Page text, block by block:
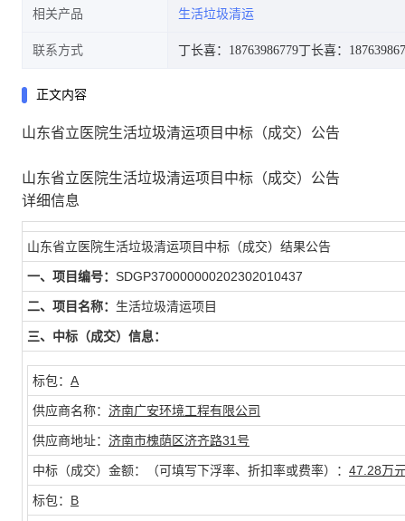
相关产品 生活垃圾清运
联系方式 丁长喜：18763986779丁长喜：
正文内容
山东省立医院生活垃圾清运项目中标（成交）公告
山东省立医院生活垃圾清运项目中标（成交）公告
详细信息
山东省立医院生活垃圾清运项目中标（成交）结果公告
一、项目编号： SDGP370000000202302010437
二、项目名称： 生活垃圾清运项目
三、中标（成交）信息：
标包： A
供应商名称： 济南广安环境工程有限公司
供应商地址： 济南市槐荫区济齐路31号
中标（成交）金额：（可填写下浮率、折扣率或费率）： 47.28万
标包： B